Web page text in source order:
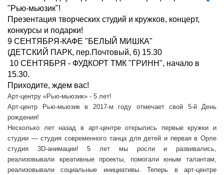
"Рью-мьюзик"!
Презентация творческих студий и кружков, концерт,
конкурсы и подарки!
9 СЕНТЯБРЯ-КАФЕ "БЕЛЫЙ МИШКА"
(ДЕТСКИЙ ПАРК, пер.Почтовый, 6) 15.30
10 СЕНТЯБРЯ - ФУДКОРТ ТМК "ГРИНН", начало в
15.30.
Приходите, ждем вас!
Арт-центру «Рью-мьюзик» - 5 лет!
Арт-центр Рью-мьюзик в 2017-м году отмечает свой 5-й День
рождения!
Несколько лет назад в арт-центре открылись первые кружки и
студии — студия современного танца для детей и первая в Орле
студия 3D-анимации! 5 лет мы росли и развивались,
реализовывали креативные проекты, помогали юным талантам,
реализовывали социальные инициативы. Теперь в арт-центре